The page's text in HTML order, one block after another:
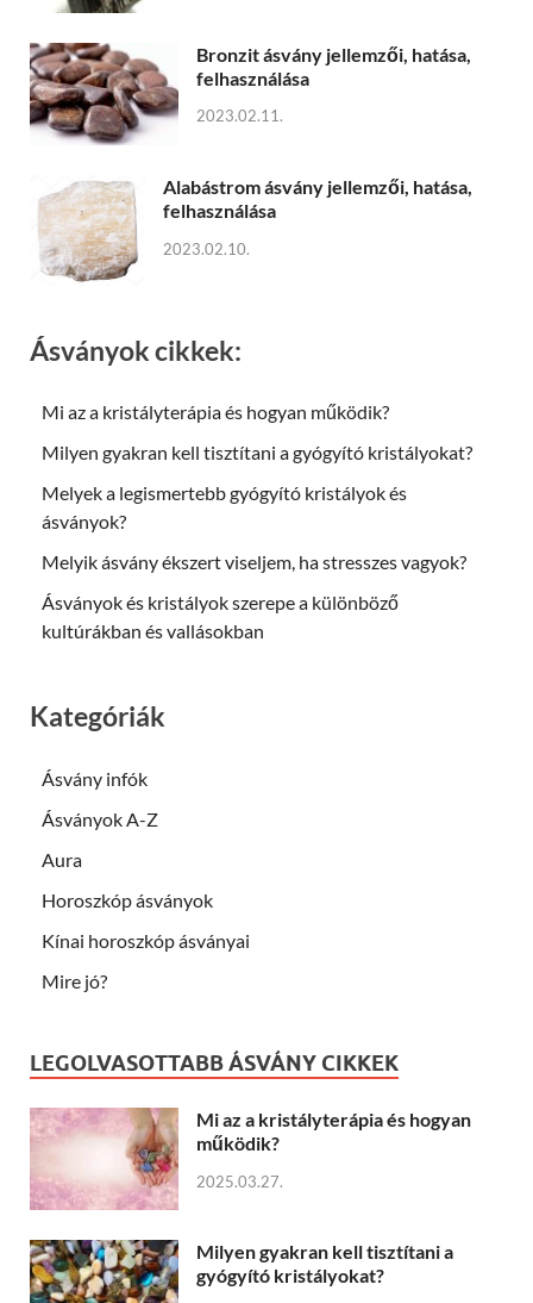
Bronzit ásvány jellemzői, hatása,
felhasználása
2023.02.11.
Alabástrom ásvány jellemzői, hatása,
felhasználása
2023.02.10.
Ásványok cikkek:
Mi az a kristályterápia és hogyan működik?
Milyen gyakran kell tisztítani a gyógyító kristályokat?
Melyek a legismertebb gyógyító kristályok és
ásványok?
Melyik ásvány ékszert viseljem, ha stresszes vagyok?
Ásványok és kristályok szerepe a különböző
kultúrákban és vallásokban
Kategóriák
Ásvány infók
Ásványok A-Z
Aura
Horoszkóp ásványok
Kínai horoszkóp ásványai
Mire jó?
LEGOLVASOTTABB ÁSVÁNY CIKKEK
Mi az a kristályterápia és hogyan
működik?
2025.03.27.
Milyen gyakran kell tisztítani a
gyógyító kristályokat?